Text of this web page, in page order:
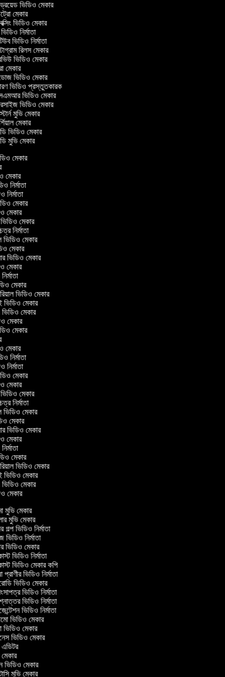
ভিডিও মেকার
মেকার
ভিডিও মেকার
নির্মাতা
ভিডিও নির্মাতা
রিলস মেকার
ভিডিও মেকার
মেকার
ভিডিও মেকার
ভিডিও প্রস্তুতকারক
ভিডিও মেকার
ভিডিও মেকার
মুভি মেকার
মেকার
ভিডিও মেকার
মুভি মেকার
মেকার
মেকার
নির্মাতা
নির্মাতা
মেকার
মেকার
ভিডিও মেকার
নির্মাতা
ভিডিও মেকার
মেকার
ভিডিও মেকার
মেকার
মেকার
ভিডিও মেকার
ভিডিও মেকার
ভিডিও মেকার
মেকার
মেকার
মেকার
নির্মাতা
নির্মাতা
মেকার
মেকার
ভিডিও মেকার
নির্মাতা
ভিডিও মেকার
মেকার
ভিডিও মেকার
মেকার
মেকার
ভিডিও মেকার
ভিডিও মেকার
ভিডিও মেকার
মেকার
মুভি মেকার
মুভি মেকার
গল্প ভিডিও নির্মাতা
নির্মাতা
ভিডিও মেকার
ভিডিও নির্মাতা
ভিডিও মেকার কপি
ভিডিও নির্মাতা
ভিডিও মেকার
ভিডিও নির্মাতা
ভিডিও নির্মাতা
ভিডিও নির্মাতা
ভিডিও মেকার
মেকার
ভিডিও মেকার
ভিডিও মেকার
মুভি মেকার